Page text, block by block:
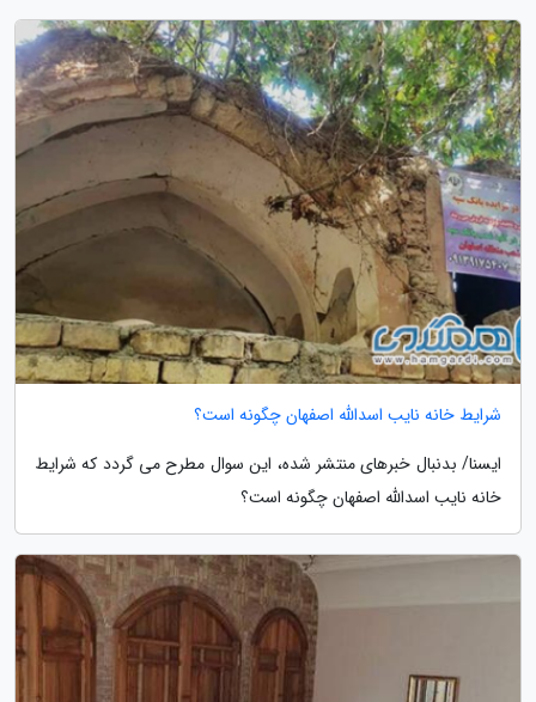
شرایط خانه نایب اسدالله اصفهان چگونه است؟
ایسنا/ بدنبال خبرهای منتشر شده، این سوال مطرح می گردد که شرایط
خانه نایب اسدالله اصفهان چگونه است؟